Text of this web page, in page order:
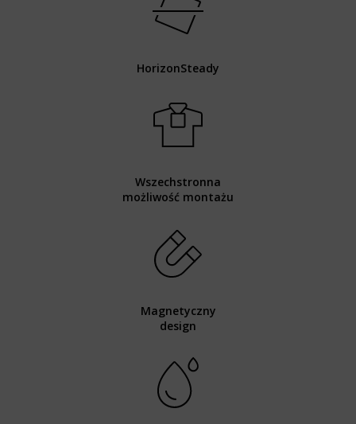
HorizonSteady
Wszechstronna
możliwość montażu
Magnetyczny
design